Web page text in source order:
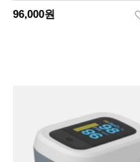
96,000원